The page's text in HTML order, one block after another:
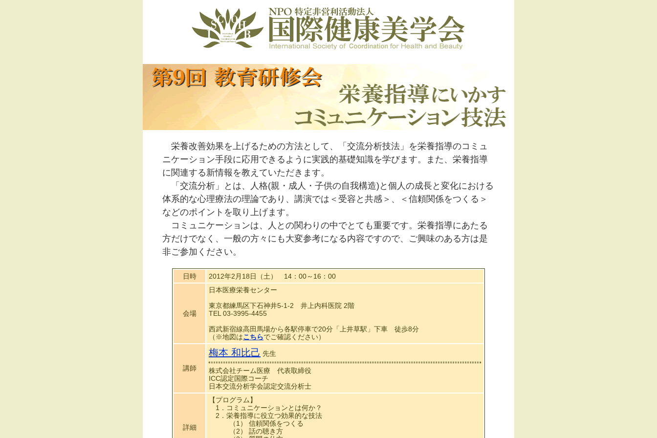
栄養改善効果を上げるための方法として、「交流分析技法」を栄養指導のコミュ
ニケーション手段に応用できるように実践的基礎知識を学びます。また、栄養指導
に関連する新情報を教えていただきます。
「交流分析」とは、人格(親・成人・子供の自我構造)と個人の成長と変化における
体系的な心理療法の理論であり、講演では＜受容と共感＞、＜信頼関係をつくる＞
などのポイントを取り上げます。
コミュニケーションは、人との関わりの中でとても重要です。栄養指導にあたる
方だけでなく、一般の方々にも大変参考になる内容ですので、ご興味のある方は是
非ご参加ください。
日時 2012年2月18日（土） 14：00～16：00
会場
日本医療栄養センター
東京都練馬区下石神井5-1-2 井上内科医院 2階
TEL 03-3995-4455
西武新宿線高田馬場から各駅停車で20分「上井草駅」下車 徒歩8分
（※地図はこちらでご確認ください）
講師
梅本 和比己 先生
株式会社チーム医療 代表取締役
ICC認定国際コーチ
日本交流分析学会認定交流分析士
詳細
【プログラム】
1．コミュニケーションとは何か？
2．栄養指導に役立つ効果的な技法
（1） 信頼関係をつくる
（2） 話の聴き方